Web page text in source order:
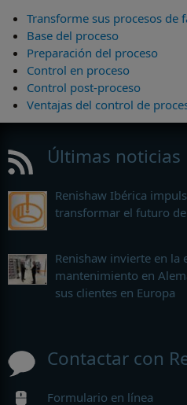
Transforme sus procesos de
Base del proceso
Preparación del proceso
Control en proceso
Control post-proceso
Ventajas del control de
Últimas noticias
Renishaw Ibérica
transformar el futuro
Renishaw invierte en la
mantenimiento en
sus clientes en Europa
Contactar con
Formulario en línea